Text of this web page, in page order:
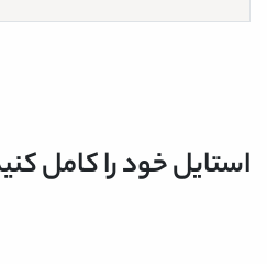
استایل خود را کامل کنید